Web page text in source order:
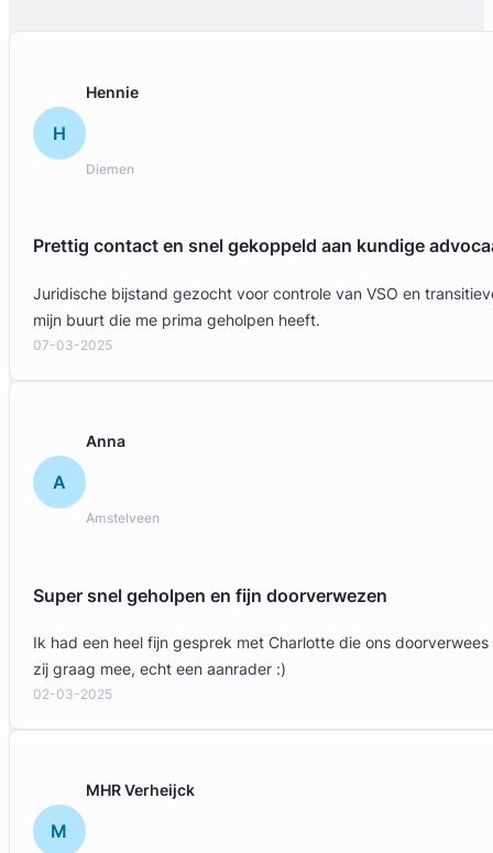
Geverifieerd
H
Hennie
Diemen
Prettig contact en snel gekoppeld aan kundige
Juridische bijstand gezocht voor controle van VSO en
mijn buurt die me prima geholpen heeft.
07-03-2025
A
Anna
Amstelveen
Super snel geholpen en fijn doorverwezen
Ik had een heel fijn gesprek met Charlotte die ons
zij graag mee, echt een aanrader :)
02-03-2025
M
MHR Verheijck